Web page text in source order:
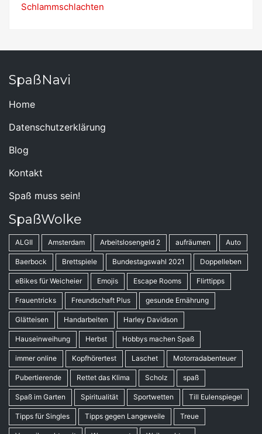
Schlammschlachten
SpaßNavi
Home
Datenschutzerklärung
Blog
Kontakt
Spaß muss sein!
SpaßWolke
ALGII Amsterdam Arbeitslosengeld 2 aufräumen Auto
Baerbock Brettspiele Bundestagswahl 2021 Doppelleben
eBikes für Weicheier Emojis Escape Rooms Flirttipps
Frauentricks Freundschaft Plus gesunde Ernährung
Glätteisen Handarbeiten Harley Davidson
Hauseinweihung Herbst Hobbys machen Spaß
immer online Kopfhörertest Laschet Motorradabenteuer
Pubertierende Rettet das Klima Scholz spaß
Spaß im Garten Spiritualität Sportwetten Till Eulenspiegel
Tipps für Singles Tipps gegen Langeweile Treue